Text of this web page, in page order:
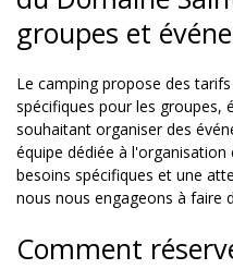
groupes et
Le camping propose des
spécifiques pour les groupes,
souhaitant organiser des
équipe dédiée à
besoins spécifiques et une
nous nous engageons à faire
Comment